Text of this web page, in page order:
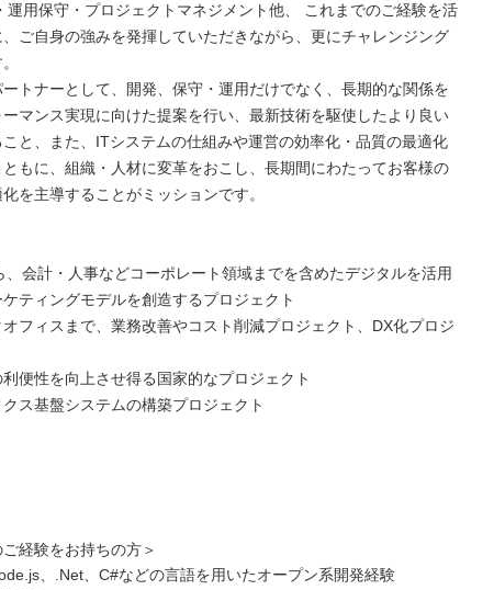
運用保守・プロジェクトマネジメント他、 これまでのご経験を活
ご自身の強みを発揮していただきながら、更にチャレンジング
トナーとして、開発、保守・運用だけでなく、長期的な関係を
マンス実現に向けた提案を行い、最新技術を駆使したより良い
と、また、ITシステムの仕組みや運営の効率化・品質の最適化
もに、組織・人材に変革をおこし、長期間にわたってお客様の
を主導することがミッションです。
、会計・人事などコーポレート領域までを含めたデジタルを活用
ティングモデルを創造するプロジェクト
オフィスまで、業務改善やコスト削減プロジェクト、DX化プロジ
便性を向上させ得る国家的なプロジェクト
ス基盤システムの構築プロジェクト
経験をお持ちの方＞
、.Net、C#などの言語を用いたオープン系開発経験